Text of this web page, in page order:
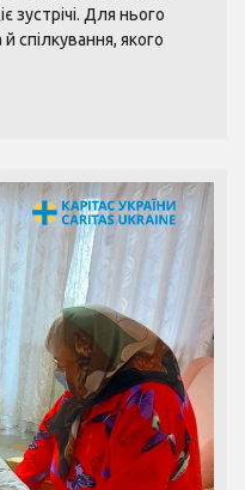
зустрічі. Для нього
спілкування, якого